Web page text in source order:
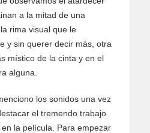
a la mitad de una
rima visual que le
y sin querer decir más, otra
místico de la cinta y en el
alguna.
los sonidos una vez
el tremendo trabajo
la película. Para empezar